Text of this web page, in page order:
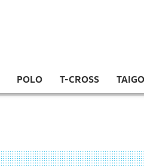
POLO T-CROSS TAIGO